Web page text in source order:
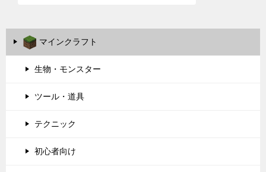
マインクラフト
生物・モンスター
ツール・道具
テクニック
初心者向け